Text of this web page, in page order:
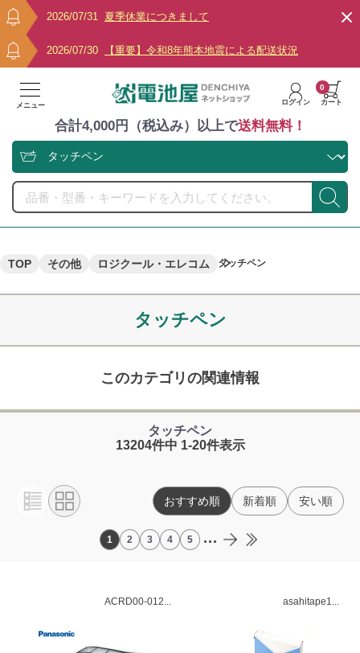
2026/07/31 夏季休業につきまして
2026/07/30 【重要】令和8年熊本地震による配送状況
メニュー ログイン カート
0
合計4,000円（税込み）以上で送料無料！
TOP その他 ロジクール・エレコム タッチペン
タッチペン
このカテゴリの関連情報
タッチペン
13204件中 1-20件表示
1 2 3 4 5 ...
おすすめ順 新着順 安い順
ACRD00-012... asahitape1...